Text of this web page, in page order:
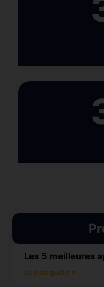
Les 5 meilleures
Lire ce guide »